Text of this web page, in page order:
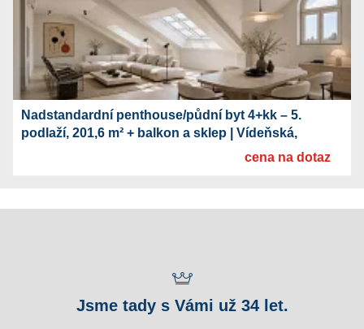
Nadstandardní penthouse/půdní byt 4+kk – 5.
podlaží, 201,6 m² + balkon a sklep | Vídeňská,
cena na dotaz
Jsme tady s Vámi už 34 let.